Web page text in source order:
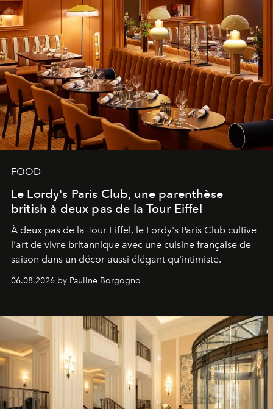
FOOD
Le Lordy's Paris Club, une parenthèse
british à deux pas de la Tour Eiffel
À deux pas de la Tour Eiffel, le Lordy's Paris Club cultive
l'art de vivre britannique avec une cuisine française de
saison dans un décor aussi élégant qu'intimiste.
06.08.2026 by Pauline Borgogno